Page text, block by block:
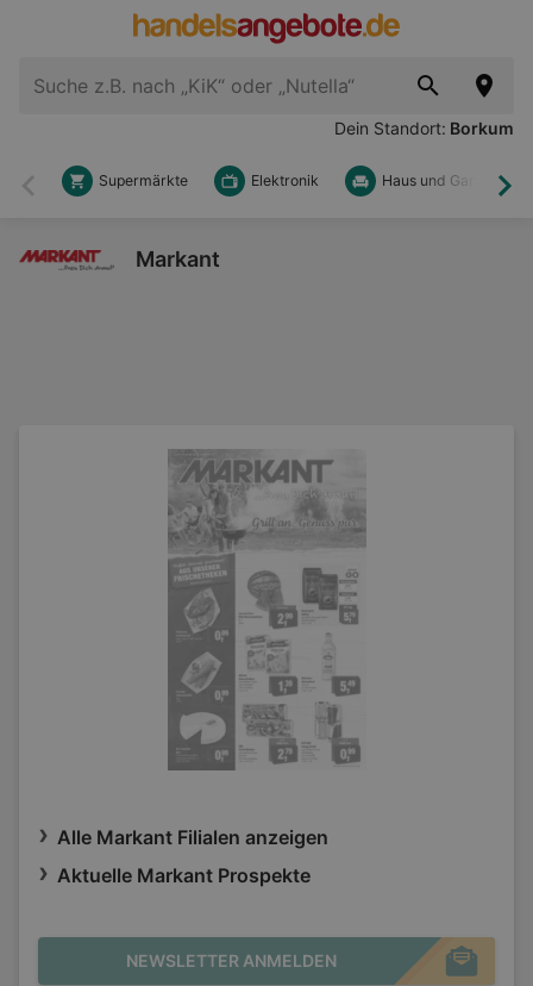
Dein Standort: Borkum
Zurück
Supermärkte Elektronik Haus und Garten
Markant
Alle Markant Filialen anzeigen
Aktuelle Markant Prospekte
NEWSLETTER ANMELDEN